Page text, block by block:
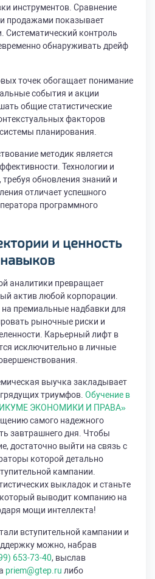
инструментов. Сравнение
продажами показывает
Систематический контроль
обнаруживать дрейф
точек обогащает понимание
события и акции
общие статистические
факторов
планирования.
методик является
Технологии и
обновления знаний и
отличает успешного
программного
и ценность
аналитики превращает
актив любой корпорации.
на премиальные надбавки для
рыночные риски и
Карьерный лифт в
исключительно в личные
выучка закладывает
триумфов. Обучение в
ЭКОНОМИКИ И ПРАВА»
самого надежного
завтрашнего дня. Чтобы
достаточно выйти на связь с
которой детально
кампании.
выкладок и станьте
выводит компанию на
мощи интеллекта!
вступительной кампании и
можно, набрав
653-73-40, выслав
priem@gtep.ru либо